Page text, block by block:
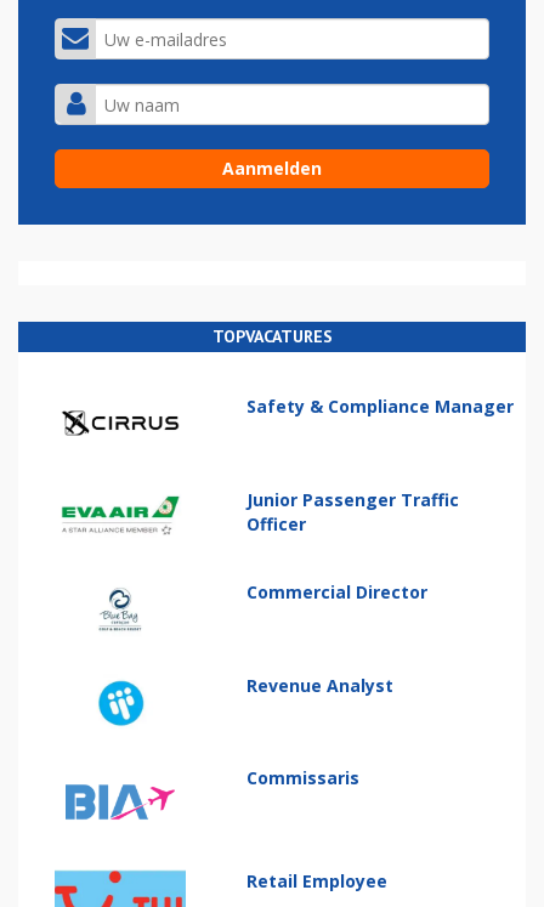
TOPVACATURES
Safety & Compliance Manager
Junior Passenger Traffic
Officer
Commercial Director
Revenue Analyst
Commissaris
Retail Employee